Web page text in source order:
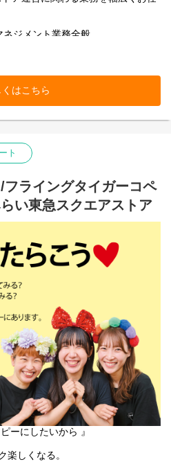
ジメント業務全般
ゲンの店内は、カテゴリー別にい
す。
マネージャーと呼ばれる社員で
はこちら
ト
ライングタイガーコペ
い東急スクエアストア
ーにしたいから 』
楽しくなる。